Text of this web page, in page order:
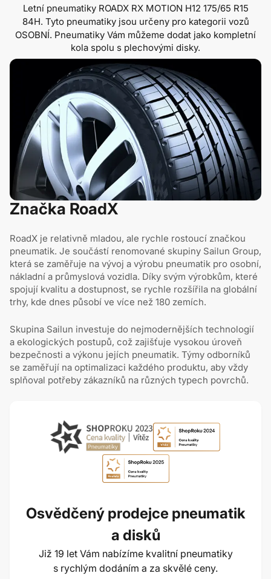
Letní pneumatiky ROADX RX MOTION H12 175/65 R15
84H. Tyto pneumatiky jsou určeny pro kategorii vozů
OSOBNÍ. Pneumatiky Vám můžeme dodat jako kompletní
kola spolu s plechovými disky.
Značka RoadX
RoadX je relativně mladou, ale rychle rostoucí značkou
pneumatik. Je součástí renomované skupiny Sailun Group,
která se zaměřuje na vývoj a výrobu pneumatik pro osobní,
nákladní a průmyslová vozidla. Díky svým výrobkům, které
spojují kvalitu a dostupnost, se rychle rozšířila na globální
trhy, kde dnes působí ve více než 180 zemích.
Skupina Sailun investuje do nejmodernějších technologií
a ekologických postupů, což zajišťuje vysokou úroveň
bezpečnosti a výkonu jejích pneumatik. Týmy odborníků
se zaměřují na optimalizaci každého produktu, aby vždy
splňoval potřeby zákazníků na různých typech povrchů.
Osvědčený prodejce pneumatik
a disků
Již 19 let Vám nabízíme kvalitní pneumatiky
s rychlým dodáním a za skvělé ceny.